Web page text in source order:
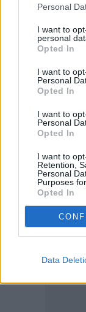
Personal
I want to
personal
Opted In
I want to
Personal
Opted In
I want to
Personal
Opted In
I want to
Retention,
Personal
Purposes
Opted In
Data
και της Κέιτι
Χόλιγουντ –
φανατικό